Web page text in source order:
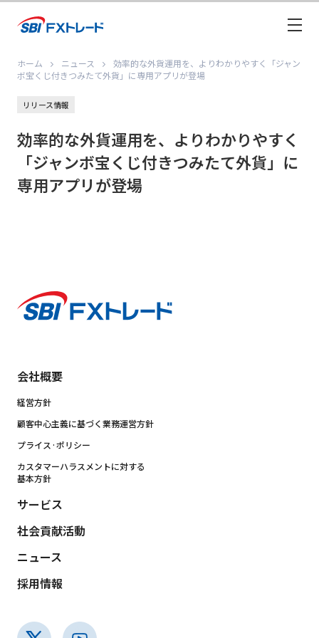
ホーム ニュース
効率的な外貨運用を、よりわかりやすく「ジャン
ボ宝くじ付きつみたて外貨」に専用アプリが登場
リリース情報
効率的な外貨運用を、よりわかりやすく
「ジャンボ宝くじ付きつみたて外貨」に
専用アプリが登場
会社概要
経営方針
顧客中心主義に基づく業務運営方針
プライス·ポリシー
カスタマーハラスメントに対する
基本方針
サービス
社会貢献活動
ニュース
採用情報